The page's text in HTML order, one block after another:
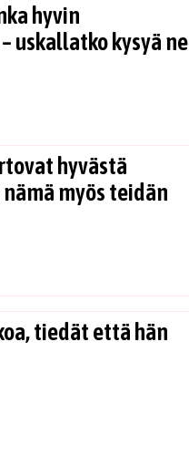
hyvin
uskallatko kysyä ne
hyvästä
myös teidän
tiedät että hän